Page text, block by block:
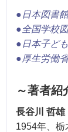
●日本図書
●全国学校
●日本子ど
●厚生労働
～著者紹
長谷川 哲雄
1954年、栃